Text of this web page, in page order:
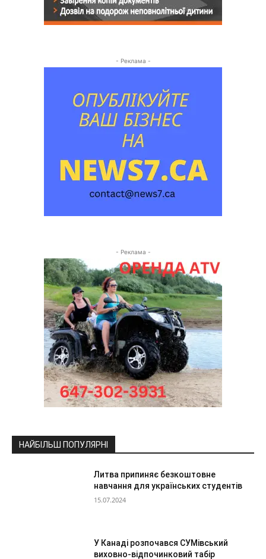
- Реклама -
- Реклама -
НАЙБІЛЬШ ПОПУЛЯРНІ
Литва припиняє безкоштовне
навчання для українських студентів
15.07.2024
У Канаді розпочався СУМівський
виховно-відпочинковий табір